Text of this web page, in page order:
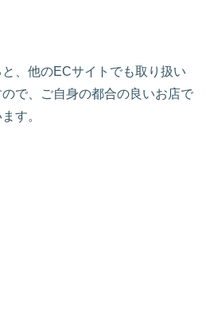
、他のECサイトでも取り扱い
で、ご自身の都合の良いお店で
す。